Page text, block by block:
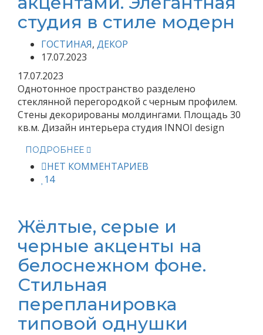
студия в стиле модерн
ГОСТИНАЯ, ДЕКОР
17.07.2023
17.07.2023
Однотонное пространство разделено
стеклянной перегородкой с черным профилем.
Стены декорированы молдингами. Площадь 30
кв.м. Дизайн интерьера студия INNOI design
ПОДРОБНЕЕ
НЕТ КОММЕНТАРИЕВ
14
Жёлтые, серые и
черные акценты на
белоснежном фоне.
Стильная
перепланировка
типовой однушки